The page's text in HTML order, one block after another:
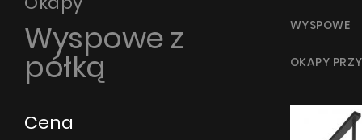
Okapy Rustykalne
Okapy Sufitowe
Okapy Tuby
Okapy przyścienne
Okapy do zabudowy
Okapy Blatowe
Okapy
Nortberg
Wyspowe z
półką
WYSPOWE
OKAPY
Cena